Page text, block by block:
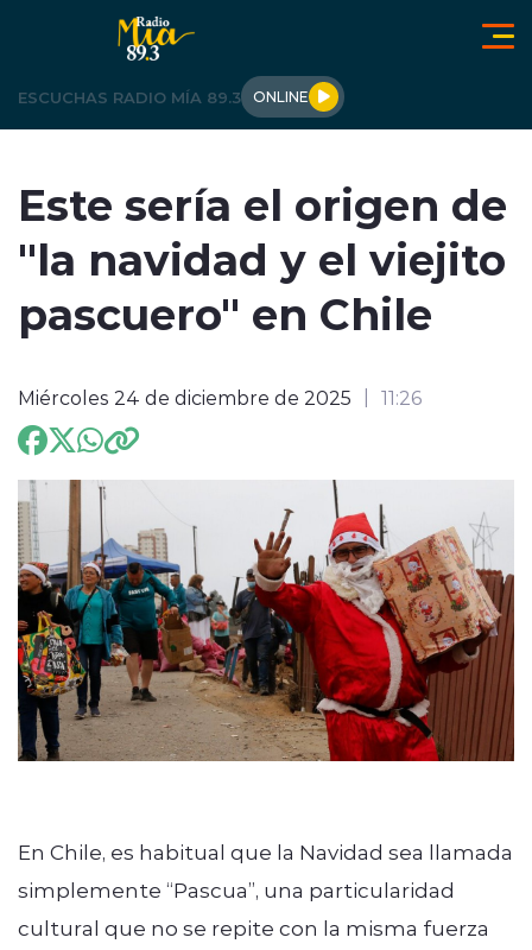
ESCUCHAS RADIO MÍA 89.3 ONLINE
TENDENCIAS
DEPORTES
INTERNACIONAL
ENTREVISTAS
modo claro
Este sería el origen de
"la navidad y el viejito
pascuero" en Chile
Miércoles 24 de diciembre de 2025 11:26
En Chile, es habitual que la Navidad sea llamada
simplemente “Pascua”, una particularidad
cultural que no se repite con la misma fuerza